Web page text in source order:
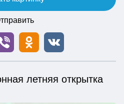
летняя открытка